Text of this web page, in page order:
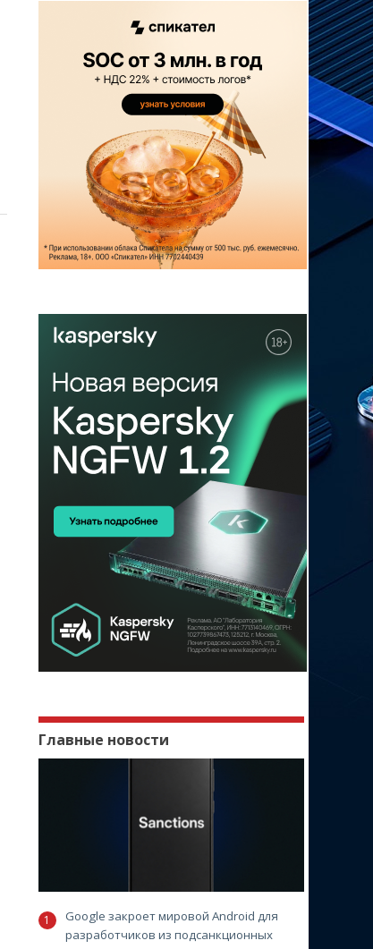
Главные новости
Google закроет мировой Android для
разработчиков из подсанкционных